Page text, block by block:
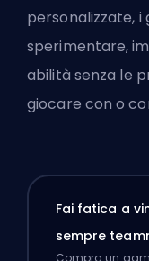
personalizzate,
sperimentare,
abilità senza le
giocare con o
Fai fatica a
sempre